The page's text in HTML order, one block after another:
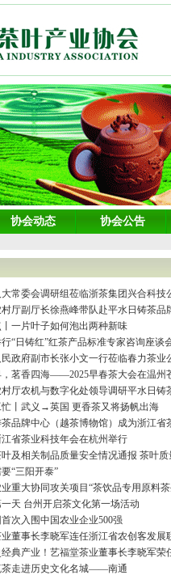
协会动态 协会公告
常委会调研组莅临浙茶集团兴合科技
厅副厅长徐燕峰带队赴平水日铸茶品
一片叶子如何泡出两种新味
“日铸红”红茶产品标准专家咨询座谈
政府副市长张小文一行莅临春力茶业
，茗香四海——2025早春茶大会在温州
厅农机与数字化处领导调研平水日铸
丨武义→英国 更香茶又将扬帆出海
品牌中心（越茶博物馆）成为浙江省
江省茶业科技年会在杭州举行
叶及相关制品质量安全情况通报 茶叶
“三阳开泰”
重大协同攻关项目“茶饮品专用原料
一天 台州开启茶文化第一场活动
次入围中国农业企业500强
董事长李晓军连任浙江省农创客发展
典产业！艺福堂茶业董事长李晓军荣
茶走进历史文化名城——南通